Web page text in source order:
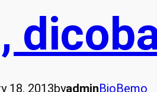
18, 2013byadminBioBemo